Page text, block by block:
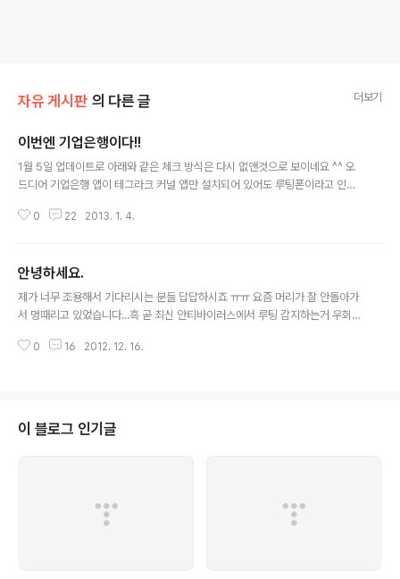
자유 게시판 의 다른 글 더보기
이번엔 기업은행이다!!
1월 5일 업데이트로 아래와 같은 체크 방식은 다시 없앤것으로 보이네요 ^^ 오
드디어 기업은행 앱이 테그라크 커널 앱만 설치되어 있어도 루팅폰이라고 인식
야 우회하는 재미도 쏠쏠한데.. 이 사람들이 계속 이런 치사한 방식만 ㅠㅠ 급하
0 22 2013. 1. 4.
안녕하세요.
제가 너무 조용해서 기다리시는 분들 답답하시죠 ㅠㅠ 요즘 머리가 잘 안돌아가
서 멍때리고 있었습니다...흑 곧 최신 안티바이러스에서 루팅 감지하는거 우회
0 16 2012. 12. 16.
이 블로그 인기글